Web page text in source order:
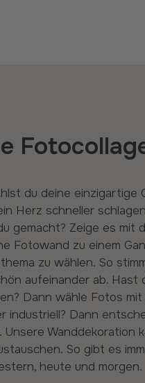
Herz schneller
gemacht? Zeige es mit
Fotowand zu einem
zu wählen. So
aufeinander ab. Hast
Dann wähle Fotos mit
industriell? Dann
Wanddekoration
So gibt es
heute und morgen.